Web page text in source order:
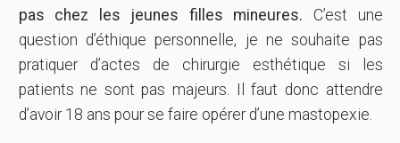
pas chez les jeunes filles mineures. C’est une
question d’éthique personnelle, je ne souhaite pas
pratiquer d’actes de chirurgie esthétique si les
patients ne sont pas majeurs. Il faut donc attendre
d’avoir 18 ans pour se faire opérer d’une mastopexie.